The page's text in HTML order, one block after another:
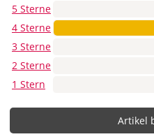
5 Sterne
4 Sterne
3 Sterne
2 Sterne
1 Stern
Artikel